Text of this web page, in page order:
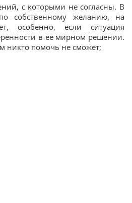
с которыми не согласны. В
собственному желанию, на
особенно, если ситуация
в ее мирном решении.
никто помочь не сможет;